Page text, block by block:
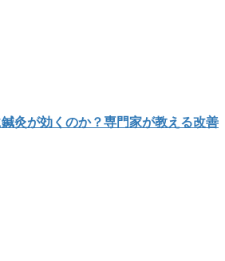
灸が効くのか？専門家が教える改善